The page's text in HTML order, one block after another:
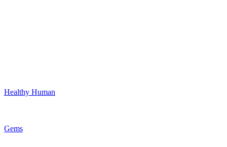
Healthy Human
Gems